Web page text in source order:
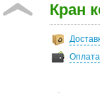
Кран
Оплата